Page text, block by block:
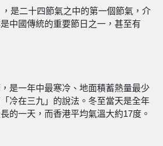
是二十四節氣之中的第一個節氣，介
中國傳統的重要節日之一，甚至有
是一年中最寒冷、地面積蓄熱量最少
冷在三九」的說法。冬至當天是全年
的一天，而香港平均氣溫大約17度。